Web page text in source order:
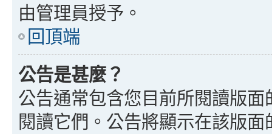
由管理員授予。
回頂端
公告是甚麼？
公告通常包含您目前所閱讀版
閱讀它們。公告將顯示在該版